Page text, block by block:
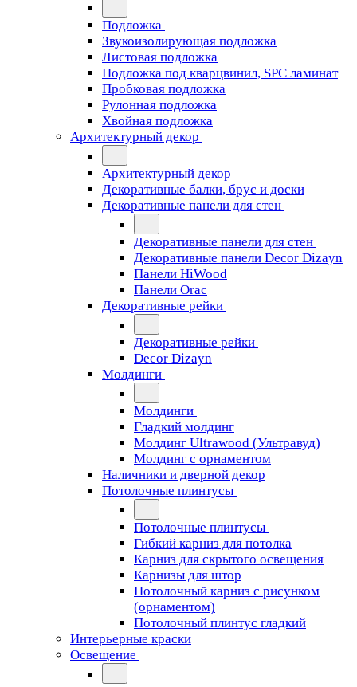
Подложка
Звукоизолирующая подложка
Листовая подложка
Подложка под кварцвинил, SPC ламинат
Пробковая подложка
Рулонная подложка
Хвойная подложка
Архитектурный декор
Архитектурный декор
Декоративные балки, брус и доски
Декоративные панели для стен
Декоративные панели для стен
Декоративные панели Decor Dizayn
Панели HiWood
Панели Orac
Декоративные рейки
Декоративные рейки
Decor Dizayn
Молдинги
Молдинги
Гладкий молдинг
Молдинг Ultrawood (Ультравуд)
Молдинг с орнаментом
Наличники и дверной декор
Потолочные плинтусы
Потолочные плинтусы
Гибкий карниз для потолка
Карниз для скрытого освещения
Карнизы для штор
Потолочный карниз с рисунком
(орнаментом)
Потолочный плинтус гладкий
Интерьерные краски
Освещение